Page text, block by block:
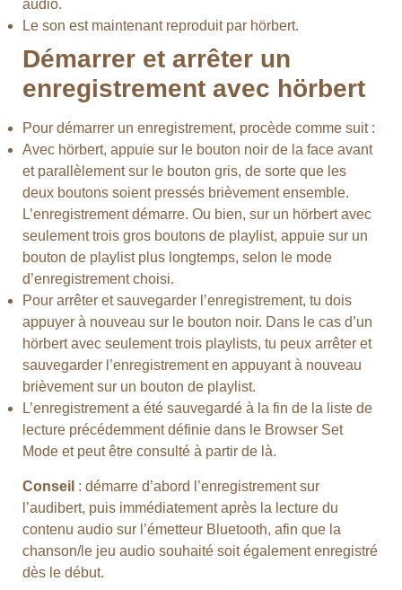
audio.
Le son est maintenant reproduit par hörbert.
Démarrer et arrêter un
enregistrement avec hörbert
Pour démarrer un enregistrement, procède comme suit :
Avec hörbert, appuie sur le bouton noir de la face avant
et parallèlement sur le bouton gris, de sorte que les
deux boutons soient pressés brièvement ensemble.
L’enregistrement démarre. Ou bien, sur un hörbert avec
seulement trois gros boutons de playlist, appuie sur un
bouton de playlist plus longtemps, selon le mode
d’enregistrement choisi.
Pour arrêter et sauvegarder l’enregistrement, tu dois
appuyer à nouveau sur le bouton noir. Dans le cas d’un
hörbert avec seulement trois playlists, tu peux arrêter et
sauvegarder l’enregistrement en appuyant à nouveau
brièvement sur un bouton de playlist.
L’enregistrement a été sauvegardé à la fin de la liste de
lecture précédemment définie dans le Browser Set
Mode et peut être consulté à partir de là.
Conseil : démarre d’abord l’enregistrement sur
l’audibert, puis immédiatement après la lecture du
contenu audio sur l’émetteur Bluetooth, afin que la
chanson/le jeu audio souhaité soit également enregistré
dès le début.